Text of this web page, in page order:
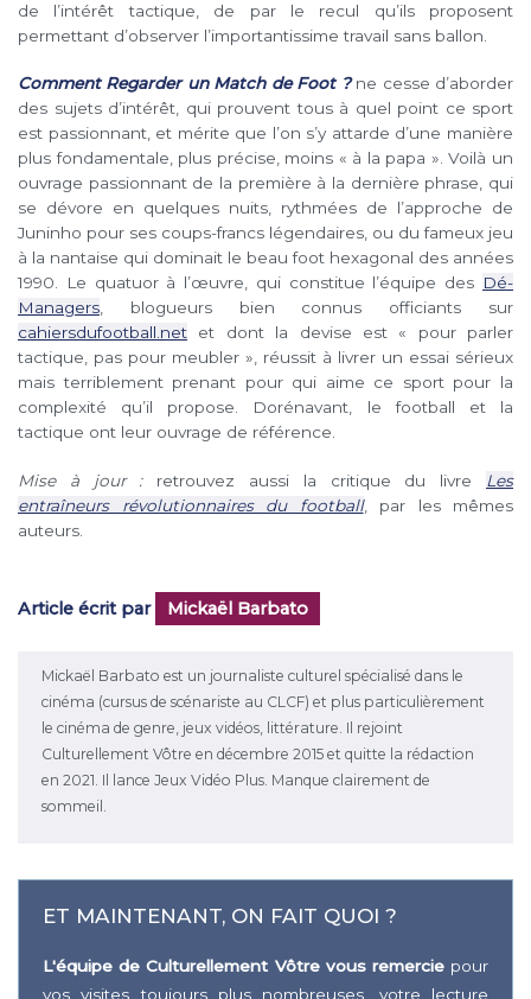
de l’intérêt tactique, de par le recul qu’ils proposent
permettant d’observer l’importantissime travail sans ballon.
Comment Regarder un Match de Foot ?ne cesse d’aborder
des sujets d’intérêt, qui prouvent tous à quel point ce sport
est passionnant, et mérite que l’on s’y attarde d’une manière
plus fondamentale, plus précise, moins « à la papa ». Voilà un
ouvrage passionnant de la première à la dernière phrase, qui
se dévore en quelques nuits, rythmées de l’approche de
Juninho pour ses coups-francs légendaires, ou du fameux jeu
à la nantaise qui dominait le beau foot hexagonal des années
1990. Le quatuor à l’œuvre, qui constitue l’équipe des Dé-
Managers, blogueurs bien connus officiants sur
cahiersdufootball.net et dont la devise est « pour parler
tactique, pas pour meubler », réussit à livrer un essai sérieux
mais terriblement prenant pour qui aime ce sport pour la
complexité qu’il propose. Dorénavant, le football et la
tactique ont leur ouvrage de référence.
Mise à jour :retrouvez aussi la critique du livre
Les
entraîneurs révolutionnaires du football, par les mêmes
auteurs.
Article écrit par Mickaël Barbato
Mickaël Barbato est un journaliste culturel spécialisé dans le
cinéma (cursus de scénariste au CLCF) et plus particulièrement
le cinéma de genre, jeux vidéos, littérature. Il rejoint
Culturellement Vôtre en décembre 2015 et quitte la rédaction
en 2021. Il lance Jeux Vidéo Plus. Manque clairement de
sommeil.
ET MAINTENANT, ON FAIT QUOI ?
L'équipe de Culturellement Vôtre vous remerciepour
vos visites toujours plus nombreuses, votre lecture